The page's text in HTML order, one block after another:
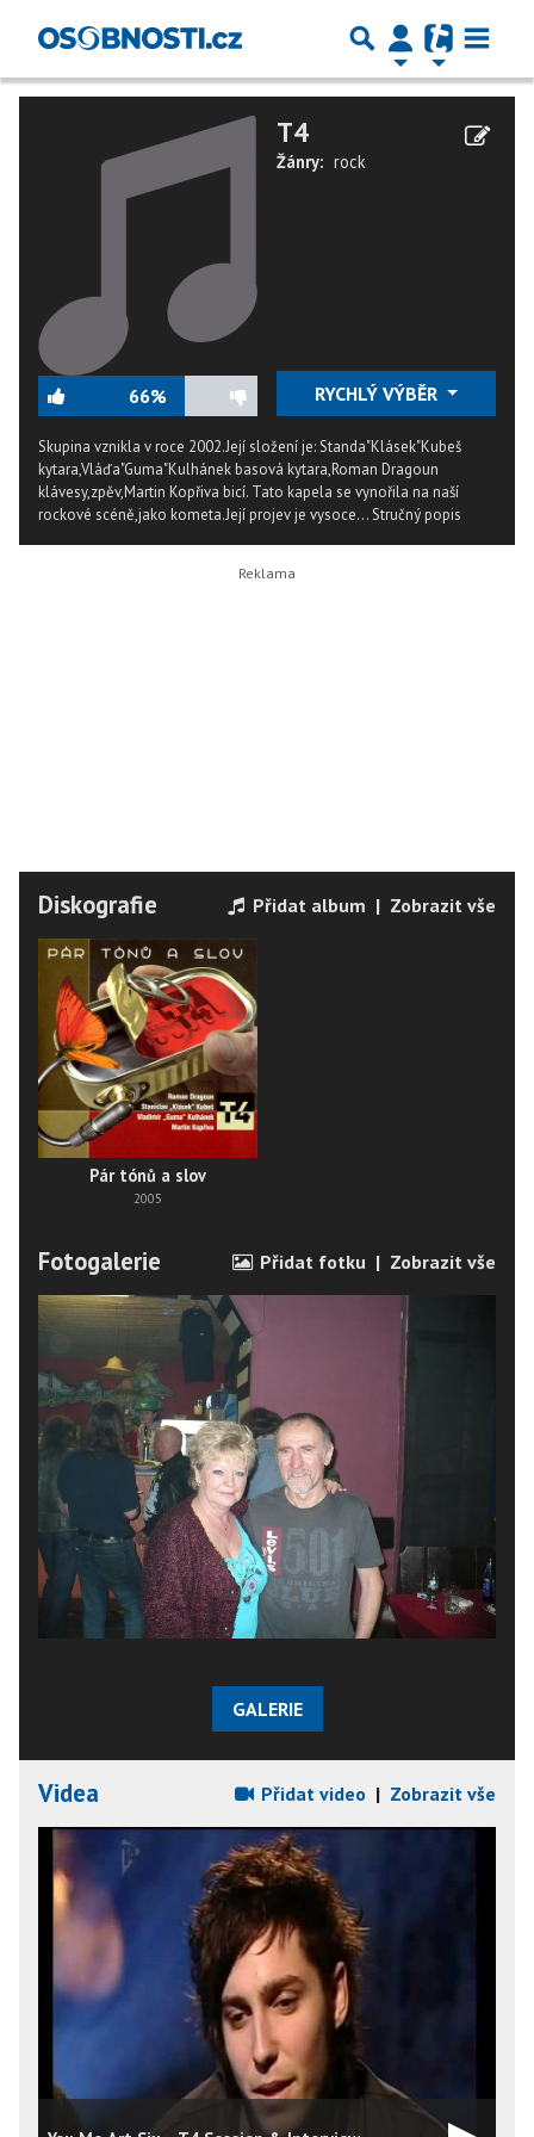
66%
T4
Žánry: rock
RYCHLÝ VÝBĚR
Skupina vznikla v roce 2002.Její složení je: Standa"Klásek"Kubeš
kytara,Vláďa"Guma"Kulhánek basová kytara,Roman Dragoun
klávesy,zpěv,Martin Kopřiva bicí. Tato kapela se vynořila na naší
rockové scéně,jako kometa.Její projev je vysoce...Stručný popis
Diskografie Přidat album | Zobrazit vše
Pár tónů a slov
2005
Fotogalerie Přidat fotku | Zobrazit vše
GALERIE
Videa Přidat video | Zobrazit vše